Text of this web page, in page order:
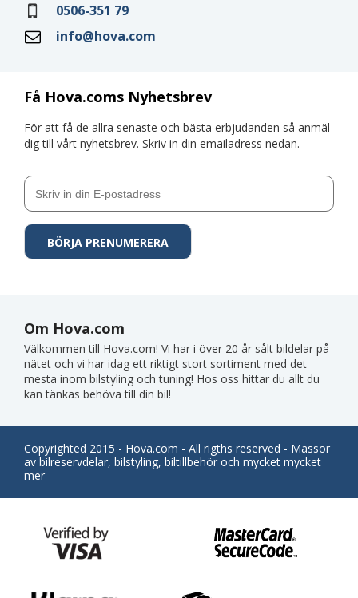
Få Hova.coms Nyhetsbrev
För att få de allra senaste och bästa erbjudanden så anmäl
dig till vårt nyhetsbrev. Skriv in din emailadress nedan.
0506-351 79
info@hova.com
Om Hova.com
Välkommen till Hova.com! Vi har i över 20 år sålt bildelar på
nätet och vi har idag ett riktigt stort sortiment med det
mesta inom bilstyling och tuning! Hos oss hittar du allt du
kan tänkas behöva till din bil!
Copyrighted 2015 - Hova.com - All rigths reserved - Massor
av bilreservdelar, bilstyling, biltillbehör och mycket mycket
mer